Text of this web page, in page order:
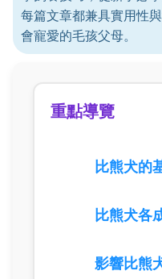
每篇文章都兼具實用性
會寵愛的毛孩父母。
重點導覽
比熊犬的
比熊犬各
影響比熊